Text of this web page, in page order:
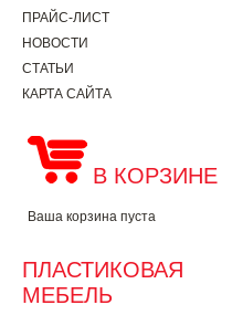
ПРАЙС-ЛИСТ
НОВОСТИ
СТАТЬИ
КАРТА САЙТА
В КОРЗИНЕ
Ваша корзина пуста
ПЛАСТИКОВАЯ
МЕБЕЛЬ